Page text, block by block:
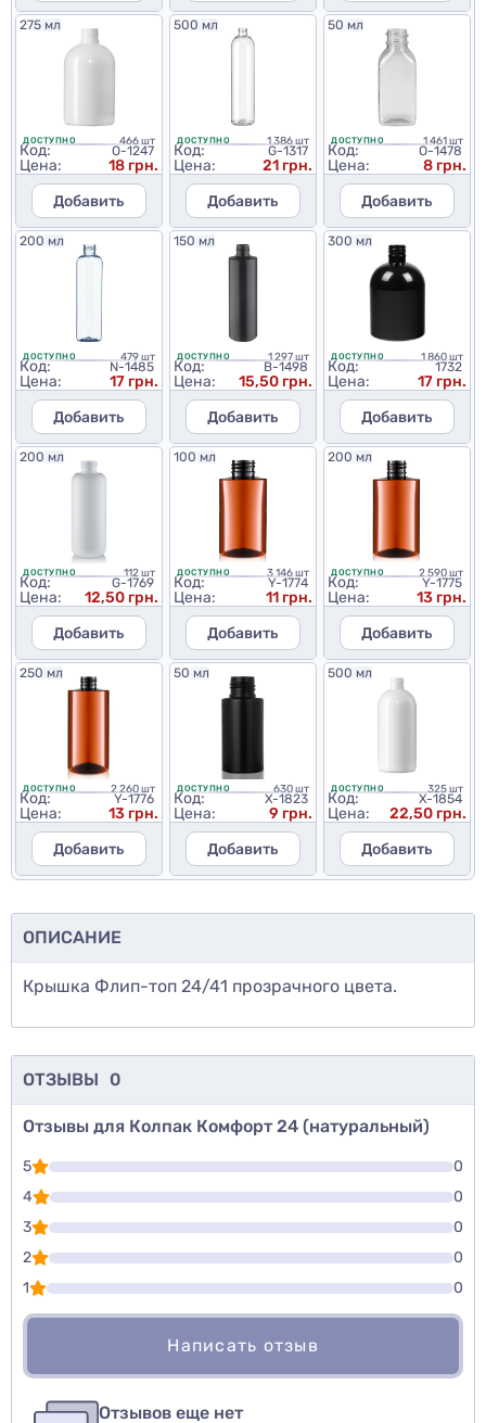
275 мл
ДОСТУПНО 466 шт
Код: O-1247
Цена:
18 грн.
Добавить
500 мл
ДОСТУПНО 1 386 шт
Код: G-1317
Цена:
21 грн.
Добавить
50 мл
ДОСТУПНО 1 461 шт
Код: O-1478
Цена:
8 грн.
Добавить
200 мл
ДОСТУПНО 479 шт
Код: N-1485
Цена:
17 грн.
Добавить
150 мл
ДОСТУПНО 1 297 шт
Код: B-1498
Цена:
15,50 грн.
Добавить
300 мл
ДОСТУПНО 1 860 шт
Код: 1732
Цена:
17 грн.
Добавить
200 мл
ДОСТУПНО 112 шт
Код: G-1769
Цена:
12,50 грн.
Добавить
100 мл
ДОСТУПНО 3 146 шт
Код: Y-1774
Цена:
11 грн.
Добавить
200 мл
ДОСТУПНО 2 590 шт
Код: Y-1775
Цена:
13 грн.
Добавить
250 мл
ДОСТУПНО 2 260 шт
Код: Y-1776
Цена:
13 грн.
Добавить
50 мл
ДОСТУПНО 630 шт
Код: X-1823
Цена:
9 грн.
Добавить
500 мл
ДОСТУПНО 325 шт
Код: X-1854
Цена:
22,50 грн.
Добавить
ОПИСАНИЕ
Крышка Флип-топ 24/41 прозрачного цвета.
ОТЗЫВЫ 0
Отзывы для Колпак Комфорт 24 (натуральный)
5
0
4
0
3
0
2
0
1
0
Написать отзыв
авторизуйтесь иливойдите
Отзывов еще нет